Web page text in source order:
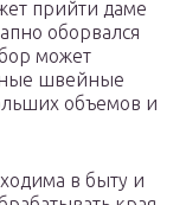
прийти даме
оборвался
может
швейные
объемов и
в быту и